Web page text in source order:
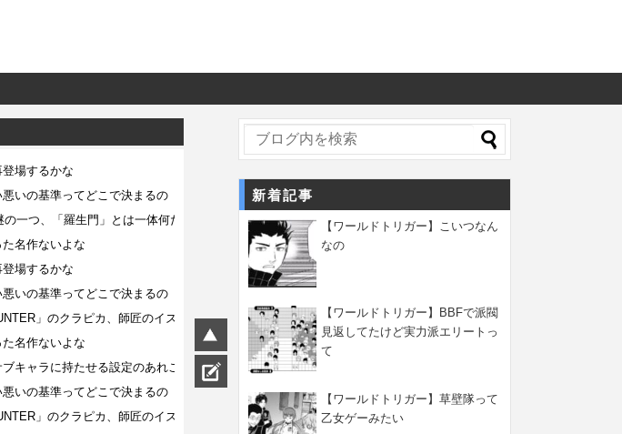
新着記事
【ワールドトリガー】こいつなん
なの
【ワールドトリガー】BBFで派閥
見返してたけど実力派エリートっ
て
【ワールドトリガー】草壁隊って
乙女ゲーみたい